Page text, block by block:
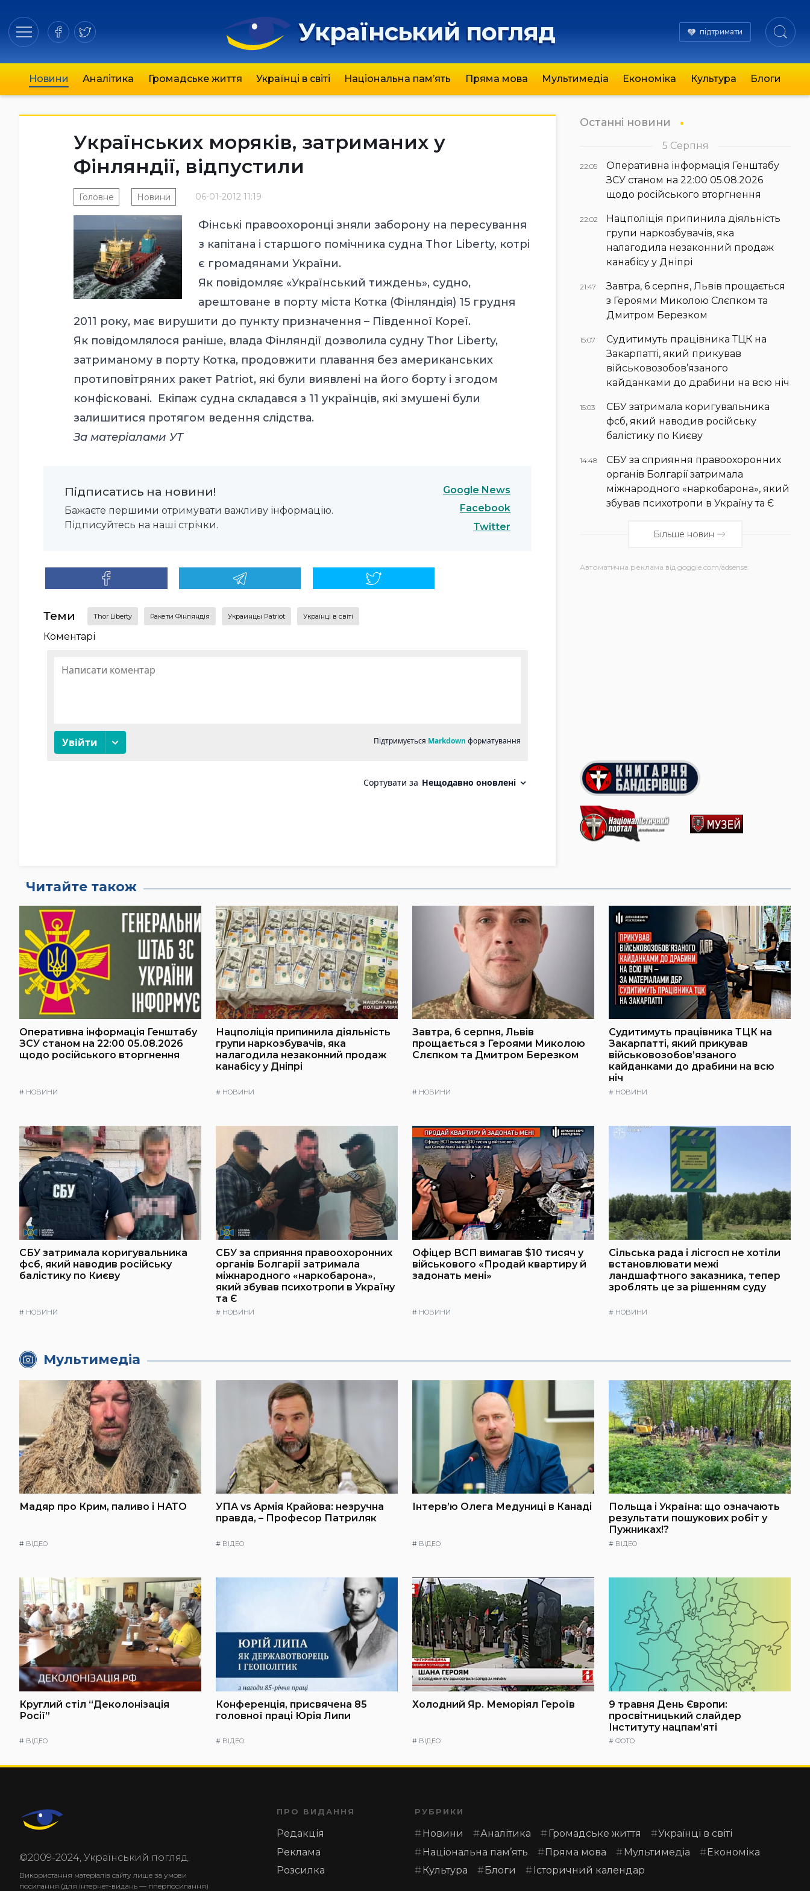
Український погляд підтримати
Новини Аналітика Громадське життя Українці в світі Національна пам’ять Пряма мова Мультимедіа Економіка Культура Блоги
Українських моряків, затриманих у
Фінляндії, відпустили
06-01-2012 11:19
Головне Новини
Фінські правоохоронці зняли заборону на пересування
з капітана і старшого помічника судна Thor Liberty, котрі
є громадянами України.
Як повідомляє «Український тиждень», судно,
арештоване в порту міста Котка (Фінляндія) 15 грудня
2011 року, має вирушити до пункту призначення – Південної Кореї.
Як повідомлялося раніше, влада Фінляндії дозволила судну Thor Liberty,
затриманому в порту Котка, продовжити плавання без американських
протиповітряних ракет Patriot, які були виявлені на його борту і згодом
конфісковані. Екіпаж судна складався з 11 українців, які змушені були
залишитися протягом ведення слідства.
За матеріалами УТ
Підписатись на новини!
Бажаєте першими отримувати важливу інформацію.
Підписуйтесь на наші стрічки.
Google News
Facebook
Twitter
Теми Thor Liberty ракети Фінляндія украинцы Patriot українці в світі
Коментарі
Останні новини
5 Серпня
22:05
Оперативна інформація Генштабу
ЗСУ станом на 22:00 05.08.2026
щодо російського вторгнення
22:02
Нацполіція припинила діяльність
групи наркозбувачів, яка
налагодила незаконний продаж
канабісу у Дніпрі
21:47
Завтра, 6 серпня, Львів прощається
з Героями Миколою Слєпком та
Дмитром Березком
15:07
Судитимуть працівника ТЦК на
Закарпатті, який прикував
військовозобов’язаного
кайданками до драбини на всю ніч
15:03
СБУ затримала коригувальника
фсб, який наводив російську
балістику по Києву
14:48
СБУ за сприяння правоохоронних
органів Болгарії затримала
міжнародного «наркобарона», який
збував психотропи в Україну та Є
Більше новин
Автоматична реклама від goggle.com/adsense:
Читайте також
Оперативна інформація Генштабу
ЗСУ станом на 22:00 05.08.2026
щодо російського вторгнення
# НОВИНИ
Нацполіція припинила діяльність
групи наркозбувачів, яка
налагодила незаконний продаж
канабісу у Дніпрі
# НОВИНИ
Завтра, 6 серпня, Львів
прощається з Героями Миколою
Слєпком та Дмитром Березком
# НОВИНИ
Судитимуть працівника ТЦК на
Закарпатті, який прикував
військовозобов’язаного
кайданками до драбини на всю
ніч
# НОВИНИ
СБУ затримала коригувальника
фсб, який наводив російську
балістику по Києву
# НОВИНИ
СБУ за сприяння правоохоронних
органів Болгарії затримала
міжнародного «наркобарона»,
який збував психотропи в Україну
та Є
# НОВИНИ
Офіцер ВСП вимагав $10 тисяч у
військового «Продай квартиру й
задонать мені»
# НОВИНИ
Сільська рада і лісгосп не хотіли
встановлювати межі
ландшафтного заказника, тепер
зроблять це за рішенням суду
# НОВИНИ
Мультимедіа
Мадяр про Крим, паливо і НАТО
# ВІДЕО
УПА vs Армія Крайова: незручна
правда, – Професор Патриляк
# ВІДЕО
Інтерв’ю Олега Медуниці в Канаді
# ВІДЕО
Польща і Україна: що означають
результати пошукових робіт у
Пужниках!?
# ВІДЕО
Круглий стіл “Деколонізація
Росії”
# ВІДЕО
Конференція, присвячена 85
головної праці Юрія Липи
# ВІДЕО
Холодний Яр. Меморіял Героїв
# ВІДЕО
9 травня День Європи:
просвітницький слайдер
Інституту нацпам’яті
# ФОТО
©2009-2024, Український погляд.
Використання матеріалів сайту лише за умови
посилання (для інтернет-видань — гіперпосилання)
ПРО ВИДАННЯ
Редакція
Реклама
Розсилка
РУБРИКИ
Новини Аналітика Громадське життя
Українці в світі
Національна пам’ять
Пряма мова Мультимедіа
Економіка
Культура
Блоги Історичний календар